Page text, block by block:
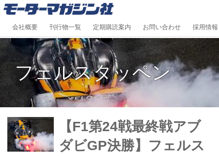
会社概要 刊行物一覧 定期購読案内 お問い合わせ 採用情報
フェルスタッペン
【F1第24戦最終戦アブ
ダビGP決勝】フェルス